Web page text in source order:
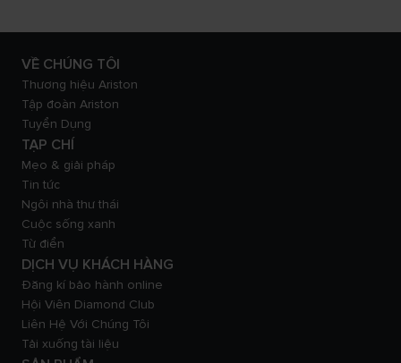
VỀ CHÚNG TÔI
Thương hiệu Ariston
Tập đoàn Ariston
Tuyển Dụng
TẠP CHÍ
Mẹo & giải pháp
Tin tức
Ngôi nhà thư thái
Cuộc sống xanh
Từ điển
DỊCH VỤ KHÁCH HÀNG
Đăng kí bảo hành online
Hội Viên Diamond Club
Liên Hệ Với Chúng Tôi
Tải xuống tài liệu